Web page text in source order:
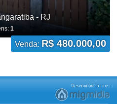
- RJ
1
Venda: R$ 480.000,00